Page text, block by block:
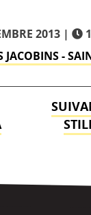
2013
JACOBINS -